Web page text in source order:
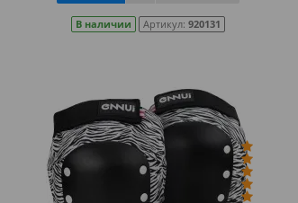
В наличии Артикул:920131